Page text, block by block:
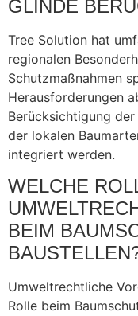
GLINDE
Tree Solution hat
regionalen
Schutzmaßnahmen
Herausforderungen
Berücksichtigung
der lokalen
integriert werden.
WELCHE
BEIM
Umweltrechtliche
Rolle beim